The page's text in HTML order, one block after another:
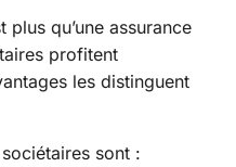
plus qu’une assurance
profitent
les distinguent
sont :